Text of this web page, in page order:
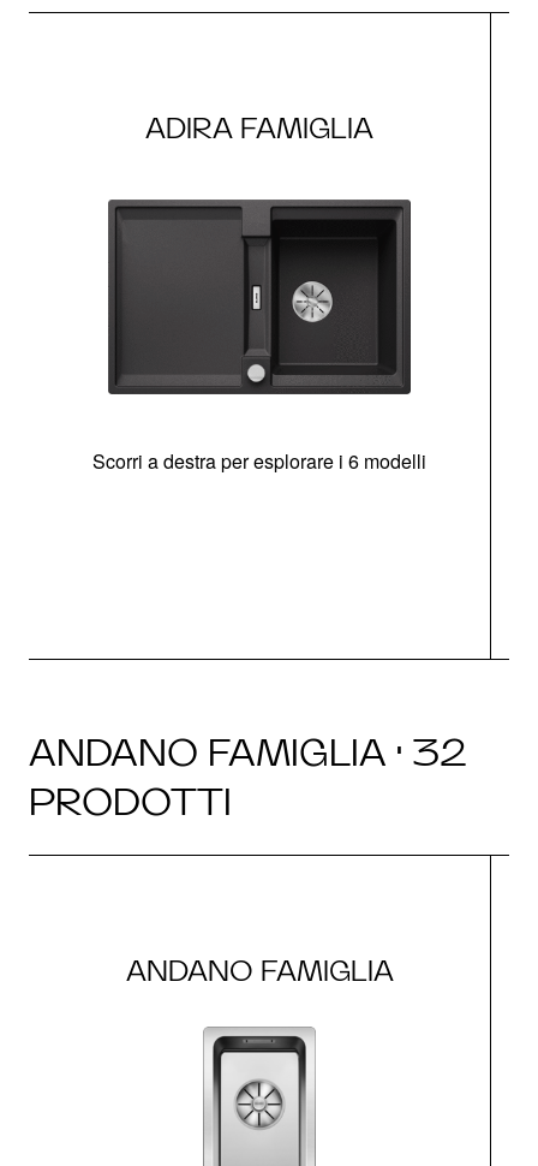
ADIRA FAMIGLIA
Scorri a destra per esplorare i 6 modelli
ANDANO FAMIGLIA · 32
PRODOTTI
ANDANO FAMIGLIA